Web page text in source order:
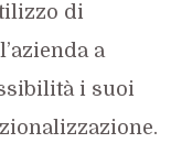
di
a
i suoi